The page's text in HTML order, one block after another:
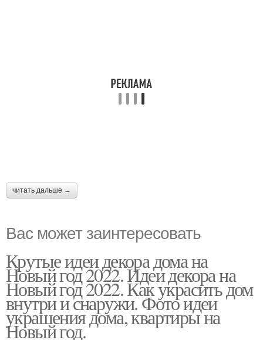
читать дальше →
Вас может заинтересовать
Крутые идеи декора дома на
Новый год 2022. Идеи декора на
Новый год 2022. Как украсить дом
внутри и снаружи. Фото идеи
украшения дома, квартиры на
Новый год.